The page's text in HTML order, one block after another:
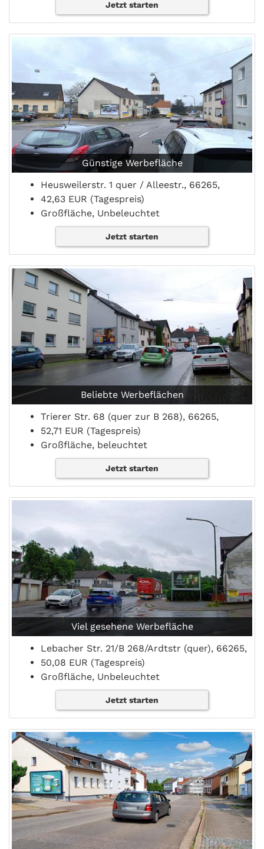
Jetzt starten
Günstige Werbefläche
Heusweilerstr. 1 quer / Alleestr., 66265,
42,63 EUR (Tagespreis)
Großfläche, Unbeleuchtet
Jetzt starten
Beliebte Werbeflächen
Trierer Str. 68 (quer zur B 268), 66265,
52,71 EUR (Tagespreis)
Großfläche, beleuchtet
Jetzt starten
Viel gesehene Werbefläche
Lebacher Str. 21/B 268/Ardtstr (quer), 66265,
50,08 EUR (Tagespreis)
Großfläche, Unbeleuchtet
Jetzt starten